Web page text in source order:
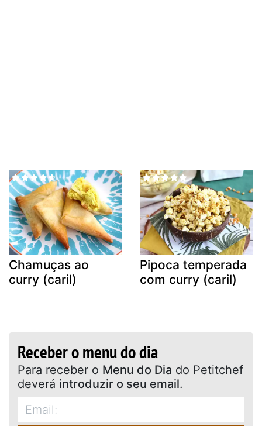
Chamuças ao
curry (caril)
Pipoca temperada
com curry (caril)
Receber o menu do dia
Para receber o Menu do Dia do Petitchef
deverá introduzir o seu email.